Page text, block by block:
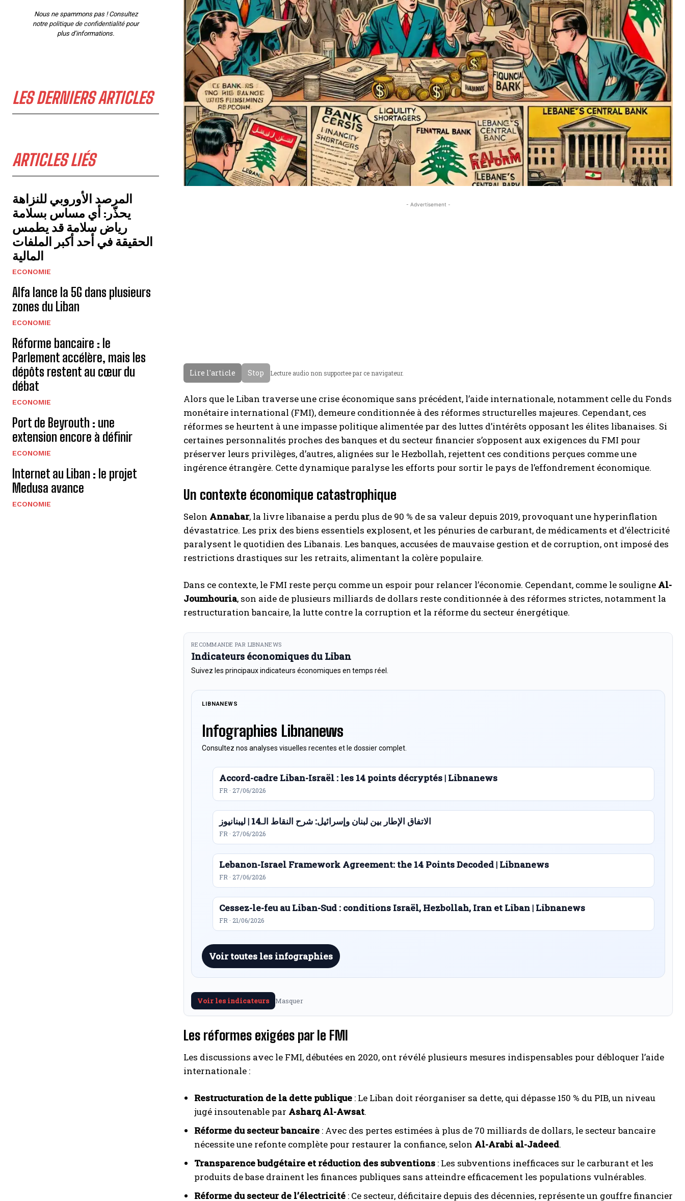
Nous ne spammons pas ! Consultez
notre politique de confidentialitépour
plus d’informations.
LES DERNIERS ARTICLES
ARTICLES LIÉS
المرصد الأوروبي للنزاهة
يحذّر: أي مساس بسلامة
رياض سلامة قد يطمس
الحقيقة في أحد أكبر الملفات
المالية
ECONOMIE
Alfa lance la 5G dans plusieurs
zones du Liban
ECONOMIE
Réforme bancaire : le
Parlement accélère, mais les
dépôts restent au cœur du
débat
ECONOMIE
Port de Beyrouth : une
extension encore à définir
ECONOMIE
Internet au Liban : le projet
Medusa avance
ECONOMIE
- Advertisement -
Lire l'article Stop Lecture audio non supportee par ce navigateur.
Alors que le Liban traverse une crise économique sans précédent, l’aide internationale, notamment celle du Fonds
monétaire international (FMI), demeure conditionnée à des réformes structurelles majeures. Cependant, ces
réformes se heurtent à une impasse politique alimentée par des luttes d’intérêts opposant les élites libanaises. Si
certaines personnalités proches des banques et du secteur financier s’opposent aux exigences du FMI pour
préserver leurs privilèges, d’autres, alignées sur le Hezbollah, rejettent ces conditions perçues comme une
ingérence étrangère. Cette dynamique paralyse les efforts pour sortir le pays de l’effondrement économique.
Un contexte économique catastrophique
Selon Annahar, la livre libanaise a perdu plus de 90 % de sa valeur depuis 2019, provoquant une hyperinflation
dévastatrice. Les prix des biens essentiels explosent, et les pénuries de carburant, de médicaments et d’électricité
paralysent le quotidien des Libanais. Les banques, accusées de mauvaise gestion et de corruption, ont imposé des
restrictions drastiques sur les retraits, alimentant la colère populaire.
Dans ce contexte, le FMI reste perçu comme un espoir pour relancer l’économie. Cependant, comme le souligne Al-
Joumhouria, son aide de plusieurs milliards de dollars reste conditionnée à des réformes strictes, notamment la
restructuration bancaire, la lutte contre la corruption et la réforme du secteur énergétique.
RECOMMANDE PAR LIBNANEWS
Indicateurs économiques du Liban
Suivez les principaux indicateurs économiques en temps réel.
LIBNANEWS
Infographies Libnanews
Consultez nos analyses visuelles recentes et le dossier complet.
Accord-cadre Liban-Israël : les 14 points décryptés | Libnanews
FR · 27/06/2026
الاتفاق الإطار بين لبنان وإسرائيل: شرح النقاط الـ14 | ليبنانيوز
FR · 27/06/2026
Lebanon-Israel Framework Agreement: the 14 Points Decoded | Libnanews
FR · 27/06/2026
Cessez-le-feu au Liban-Sud : conditions Israël, Hezbollah, Iran et Liban | Libnanews
FR · 21/06/2026
Voir toutes les infographies
Voir les indicateurs Masquer
Les réformes exigées par le FMI
Les discussions avec le FMI, débutées en 2020, ont révélé plusieurs mesures indispensables pour débloquer l’aide
internationale :
Restructuration de la dette publique : Le Liban doit réorganiser sa dette, qui dépasse 150 % du PIB, un niveau
jugé insoutenable par Asharq Al-Awsat.
Réforme du secteur bancaire : Avec des pertes estimées à plus de 70 milliards de dollars, le secteur bancaire
nécessite une refonte complète pour restaurer la confiance, selon Al-Arabi al-Jadeed.
Transparence budgétaire et réduction des subventions : Les subventions inefficaces sur le carburant et les
produits de base drainent les finances publiques sans atteindre efficacement les populations vulnérables.
Réforme du secteur de l’électricité : Ce secteur, déficitaire depuis des décennies, représente un gouffre financier